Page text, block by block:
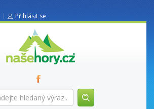
Přihlásit se
nasehory.cz
Zadejte
hledaný